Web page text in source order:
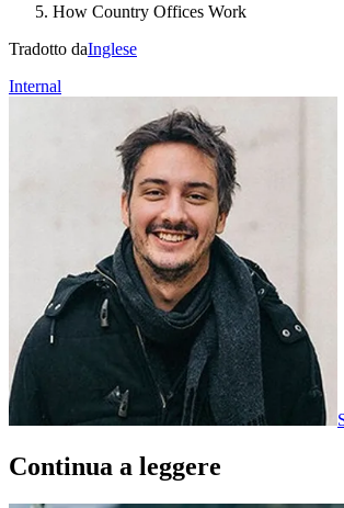
How Country Offices Work
Tradotto daInglese
Internal
Continua a leggere